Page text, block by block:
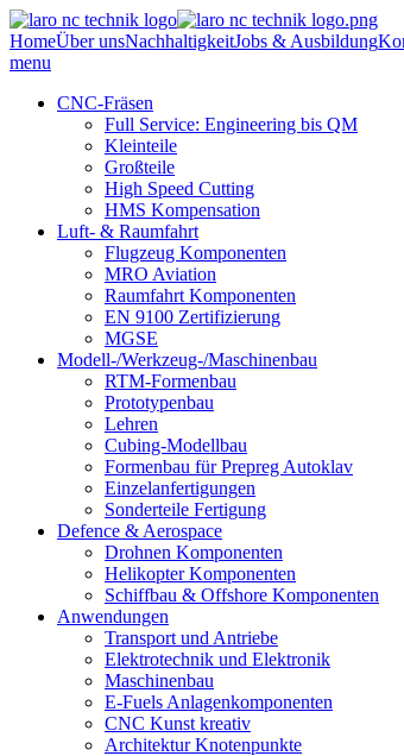
HomeÜber unsNachhaltigkeitJobs & Ausbildung
menu
CNC-Fräsen
Full Service: Engineering bis QM
Kleinteile
Großteile
High Speed Cutting
HMS Kompensation
Luft- & Raumfahrt
Flugzeug Komponenten
MRO Aviation
Raumfahrt Komponenten
EN 9100 Zertifizierung
MGSE
Modell-/Werkzeug-/Maschinenbau
RTM-Formenbau
Prototypenbau
Lehren
Cubing-Modellbau
Formenbau für Prepreg Autoklav
Einzelanfertigungen
Sonderteile Fertigung
Defence & Aerospace
Drohnen Komponenten
Helikopter Komponenten
Schiffbau & Offshore Komponenten
Anwendungen
Transport und Antriebe
Elektrotechnik und Elektronik
Maschinenbau
E-Fuels Anlagenkomponenten
CNC Kunst kreativ
Architektur Knotenpunkte